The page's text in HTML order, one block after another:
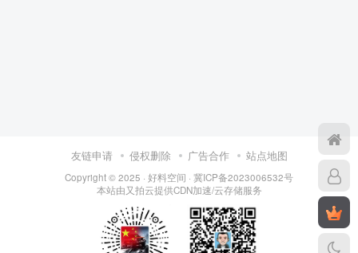
友链申请 侵权删除 广告合作 站点地图
Copyright © 2025 · 好料空间 · 冀ICP备2023006532号
本站由又拍云提供CDN加速/云存储服务